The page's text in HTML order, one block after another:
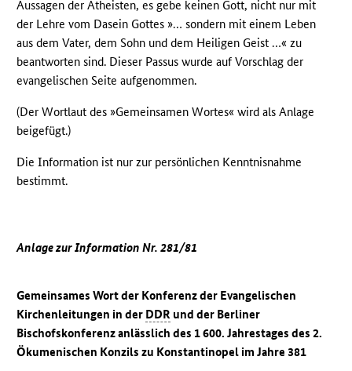
Aussagen der Atheisten, es gebe keinen Gott, nicht nur mit
der Lehre vom Dasein Gottes »… sondern mit einem Leben
aus dem Vater, dem Sohn und dem Heiligen Geist …« zu
beantworten sind. Dieser Passus wurde auf Vorschlag der
evangelischen Seite aufgenommen.
(Der Wortlaut des »Gemeinsamen Wortes« wird als Anlage
beigefügt.)
Die Information ist nur zur persönlichen Kenntnisnahme
bestimmt.
Anlage zur Information Nr. 281/81
Gemeinsames Wort der Konferenz der Evangelischen
Kirchenleitungen in der DDR und der Berliner
Bischofskonferenz anlässlich des 1 600. Jahrestages des 2.
Ökumenischen Konzils zu Konstantinopel im Jahre 381